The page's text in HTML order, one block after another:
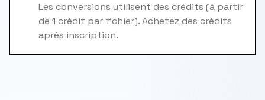
Les conversions utilisent des crédits (à partir
de 1 crédit par fichier). Achetez des crédits
après inscription.